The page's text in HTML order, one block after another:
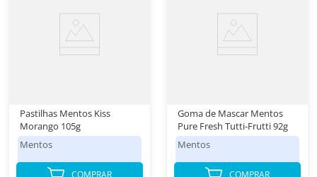
Pastilhas Mentos Kiss
Morango 105g
Mentos
COMPRAR
Goma de Mascar Mentos
Pure Fresh Tutti-Frutti 92g
Mentos
COMPRAR
Papel Higienico
Leite